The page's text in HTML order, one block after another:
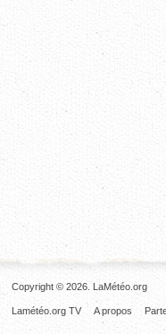
Copyright © 2026. LaMétéo.org
A propos
Lamétéo.org TV